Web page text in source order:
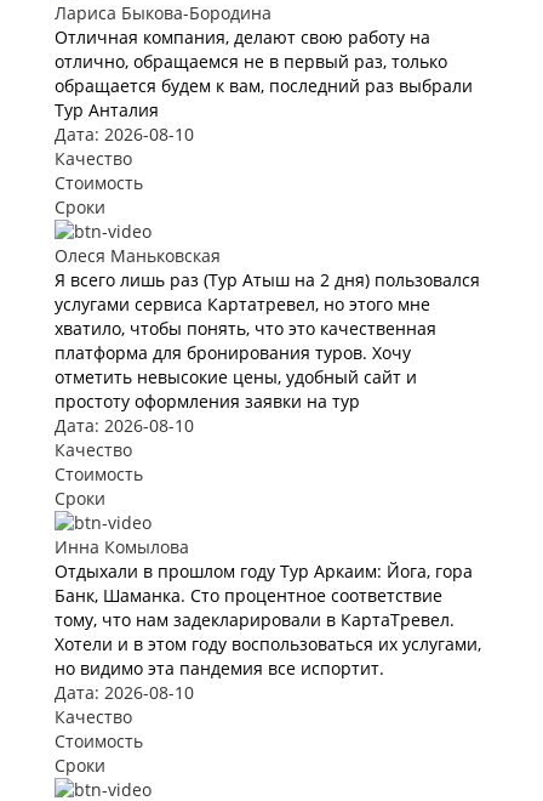
Лариса Быкова-Бородина
Отличная компания, делают свою работу на
отлично, обращаемся не в первый раз, только
обращается будем к вам, последний раз выбрали
Тур Анталия
Дата: 2026-08-10
Качество
Стоимость
Сроки
Олеся Маньковская
Я всего лишь раз (Тур Атыш на 2 дня) пользовался
услугами сервиса Картатревел, но этого мне
хватило, чтобы понять, что это качественная
платформа для бронирования туров. Хочу
отметить невысокие цены, удобный сайт и
простоту оформления заявки на тур
Дата: 2026-08-10
Качество
Стоимость
Сроки
Инна Комылова
Отдыхали в прошлом году Тур Аркаим: Йога, гора
Банк, Шаманка. Сто процентное соответствие
тому, что нам задекларировали в КартаТревел.
Хотели и в этом году воспользоваться их услугами,
но видимо эта пандемия все испортит.
Дата: 2026-08-10
Качество
Стоимость
Сроки